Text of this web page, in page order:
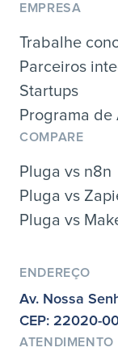
EMPRESA
Trabalhe
Parceiros
Startups
Programa de
COMPARE
Pluga vs n8n
Pluga vs
Pluga vs
ENDEREÇO
Av. Nossa
CEP: 22020-
ATENDIMENTO